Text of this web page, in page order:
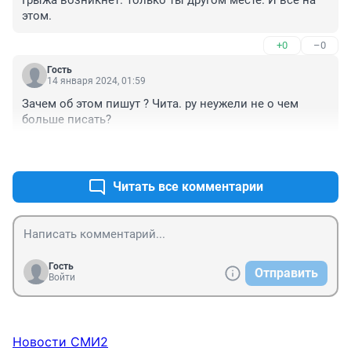
этом.
+0 –0
Гость
14 января 2024, 01:59
Зачем об этом пишут ? Чита. ру неужели не о чем
больше писать?
Читать все комментарии
Гость
Войти
Отправить
Новости СМИ2